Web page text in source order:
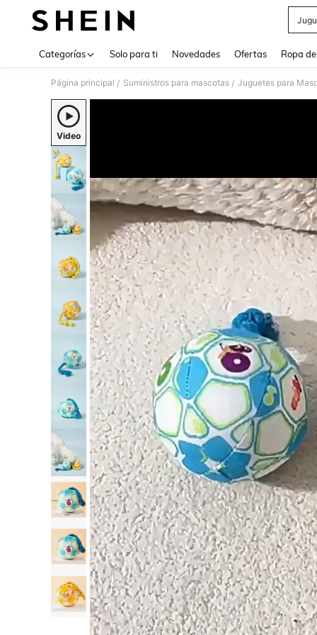
Categorías Solo para ti Novedades Ofertas Ropa
Página principal / Suministros para mascotas / Juguetes para
Video